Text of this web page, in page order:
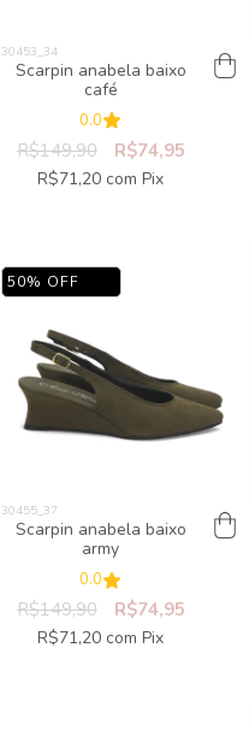
Scarpin anabela baixo
café
0.0
R$149,90 R$74,95
R$71,20 com Pix
50% OFF
Scarpin anabela baixo
army
0.0
R$149,90 R$74,95
R$71,20 com Pix